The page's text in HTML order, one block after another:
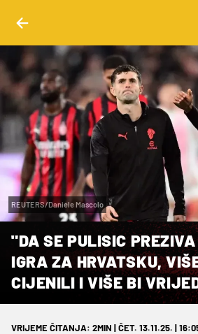
REUTERS/Daniele Mascolo
"DA SE PULISIC
IGRA ZA HRVATSKU,
CIJENILI I VIŠE BI
VRIJEME ČITANJA: 2MIN | ČET. 13.11.25. |